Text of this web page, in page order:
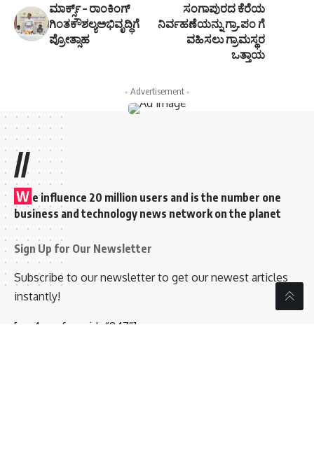
ಮಾರ್ಕ್ಸ್ – ರಾಂಕಿಂಗ್
ಗಿಂತಕೌಶಲ್ಯಅಭಿವೃದ್ಧಿಗೆ
ಪ್ರೋತ್ಸಾಹ
ಸಂಗಾಪುರದ ಕೆರೆಯ
ನಿರ್ವಹಣೆಯನ್ನು ಗ್ರಾ.ಪಂ ಗೆ
ವಹಿಸಲು ಗ್ರಾಮಸ್ಥರ
ಒತ್ತಾಯ
- Advertisement -
//
W e influence 20 million users and is the number one
business and technology news network on the planet
Sign Up for Our Newsletter
Subscribe to our newsletter to get our newest articles
instantly!
[mc4wp_form id=”847″]